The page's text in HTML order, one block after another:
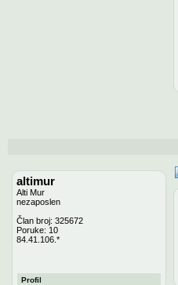
altimur
Alti Mur
nezaposlen
Član broj: 325672
Poruke: 10
84.41.106.*
Profil